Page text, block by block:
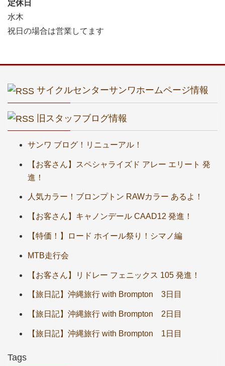
定休日
水木
祝日の場合は営業してます
サイクルセンターサンワホームページ情報
旧スタッフブログ情報
サンワ ブログ！リニューアル！
【お客さん】スペシャライズド アレー エリート 発
進！
人気カラー！ブロンプトン RAWカラー あるよ！
【お客さん】キャノンデール CAAD12 発進！
【特価！】ロード ホイール祭り！シマノ編
MTB走行会
【お客さん】リドレー フェニックス 105 発進！
【旅日記】沖縄旅行 with Brompton 3日目
【旅日記】沖縄旅行 with Brompton 2日目
【旅日記】沖縄旅行 with Brompton 1日目
Tags